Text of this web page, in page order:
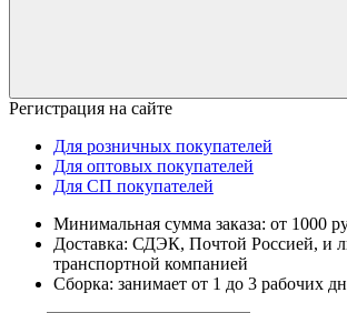
Регистрация на сайте
Для розничных покупателей
Для оптовых покупателей
Для СП покупателей
Минимальная сумма заказа: от 1000
Доставка: СДЭК, Почтой Россией, и
транспортной компанией
Сборка: занимает от 1 до 3 рабочих